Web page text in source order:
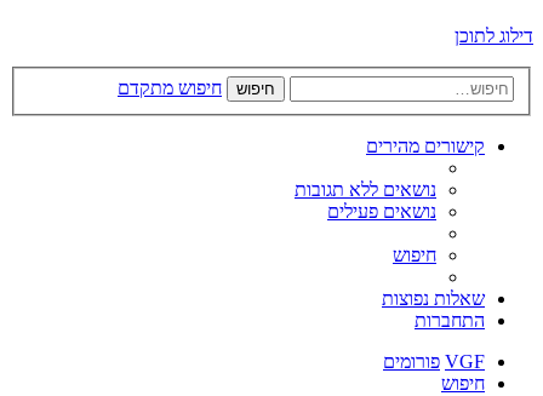
דילוג לתוכן
חיפוש חיפוש מתקדם
קישורים מהירים
נושאים ללא תגובות
נושאים פעילים
חיפוש
שאלות נפוצות
התחברות
VGF פורומים
חיפוש